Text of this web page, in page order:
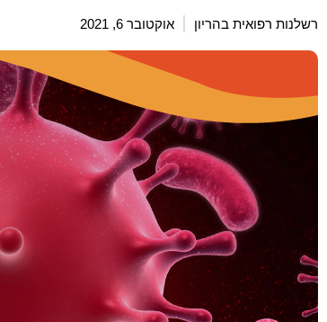
רשלנות רפואית בהריון אוקטובר 6, 2021